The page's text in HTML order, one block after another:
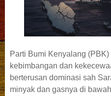
Parti Bumi Kenyalang
kebimbangan dan
berterusan dominasi sah
minyak dan gasnya di